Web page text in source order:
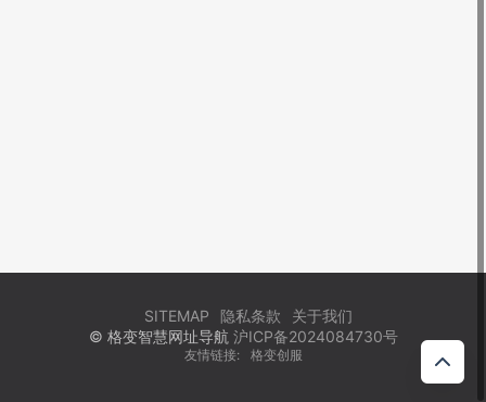
SITEMAP 隐私条款
关于我们
© 格变智慧网址导航 沪ICP备2024084730号
友情链接: 格变创服